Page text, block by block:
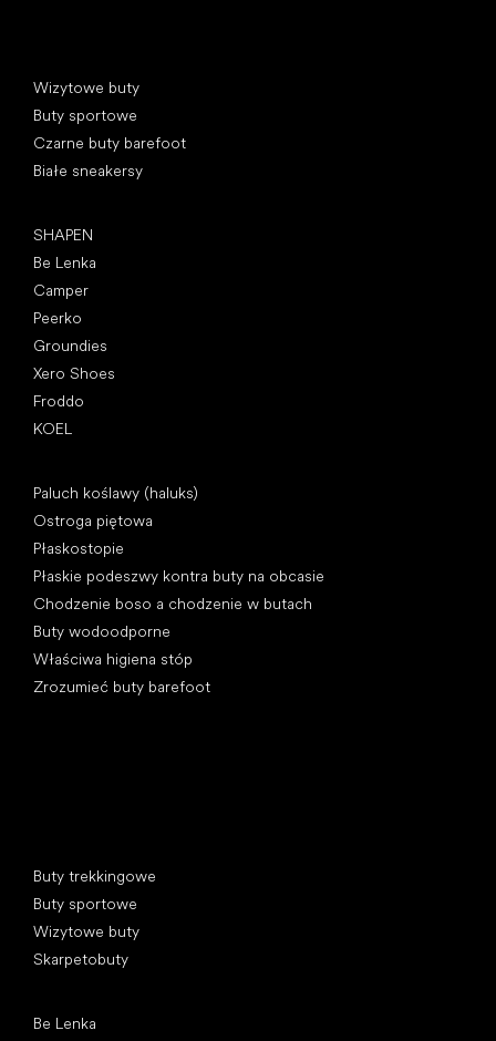
Wizytowe buty
Buty sportowe
Czarne buty barefoot
Białe sneakersy
SHAPEN
Be Lenka
Camper
Peerko
Groundies
Xero Shoes
Froddo
KOEL
Paluch koślawy (haluks)
Ostroga piętowa
Płaskostopie
Płaskie podeszwy kontra buty na obcasie
Chodzenie boso a chodzenie w butach
Buty wodoodporne
Właściwa higiena stóp
Zrozumieć buty barefoot
Buty trekkingowe
Buty sportowe
Wizytowe buty
Skarpetobuty
Be Lenka